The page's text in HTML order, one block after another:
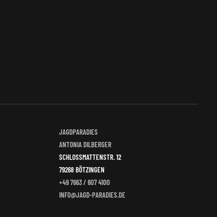
JAGDPARADIES
ANTONIA DILBERGER
SCHLOSSMATTENSTR. 12
79268 BÖTZINGEN
+49 7663 / 607 4100
INFO@JAGD-PARADIES.DE